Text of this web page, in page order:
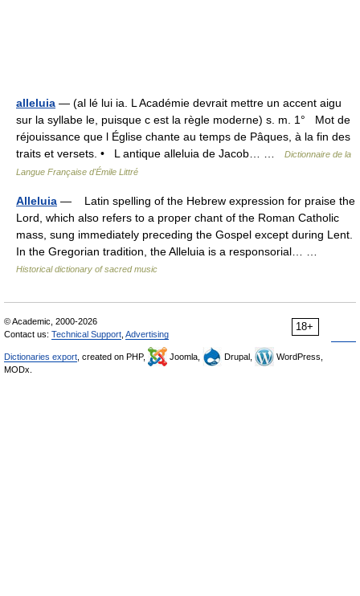
alleluia — (al lé lui ia. L Académie devrait mettre un accent aigu
sur la syllabe le, puisque c est la règle moderne) s. m. 1° Mot de
réjouissance que l Église chante au temps de Pâques, à la fin des
traits et versets. • L antique alleluia de Jacob… …
Dictionnaire de la
Langue Française d'Émile Littré
Alleluia — Latin spelling of the Hebrew expression for praise the
Lord, which also refers to a proper chant of the Roman Catholic
mass, sung immediately preceding the Gospel except during Lent.
In the Gregorian tradition, the Alleluia is a responsorial… …
Historical dictionary of sacred music
18+
© Academic, 2000-2026
Contact us: Technical Support Advertising
Dictionaries export , created on PHP, Joomla, Drupal,
WordPress,
MODx.